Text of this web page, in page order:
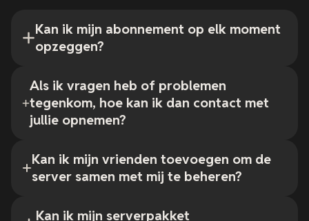
Kan ik mijn abonnement op elk moment
opzeggen?
Als ik vragen heb of problemen
tegenkom, hoe kan ik dan contact met
jullie opnemen?
Kan ik mijn vrienden toevoegen om de
server samen met mij te beheren?
Kan ik mijn serverpakket